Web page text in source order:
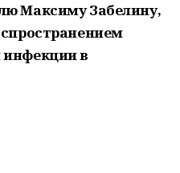
Максиму Забелину,
инфекции в